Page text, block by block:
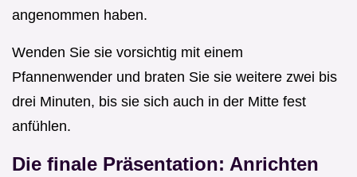
angenommen haben.
Wenden Sie sie vorsichtig mit einem
Pfannenwender und braten Sie sie weitere zwei bis
drei Minuten, bis sie sich auch in der Mitte fest
anfühlen.
Die finale Präsentation: Anrichten